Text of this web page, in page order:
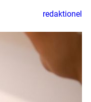
redaktionel